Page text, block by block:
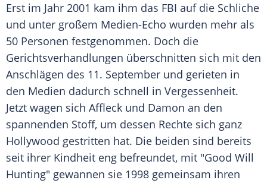
Erst im Jahr 2001 kam ihm das FBI auf die Schliche
und unter großem Medien-Echo wurden mehr als
50 Personen festgenommen. Doch die
Gerichtsverhandlungen überschnitten sich mit den
Anschlägen des 11. September und gerieten in
den Medien dadurch schnell in Vergessenheit.
Jetzt wagen sich Affleck und Damon an den
spannenden Stoff, um dessen Rechte sich ganz
Hollywood gestritten hat. Die beiden sind bereits
seit ihrer Kindheit eng befreundet, mit "Good Will
Hunting" gewannen sie 1998 gemeinsam ihren